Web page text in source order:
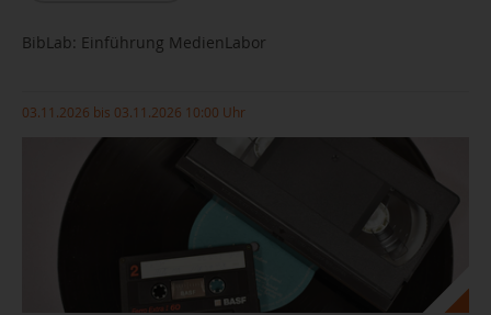
BibLab: Einführung MedienLabor
03.11.2026 bis 03.11.2026 10:00 Uhr